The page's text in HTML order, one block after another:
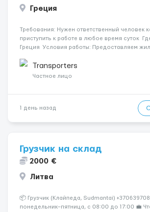
Греция
Требования: Нужен ответственный человек
приступить к работе в любое время суток
Греция Условия работы: Предоставляем
Transporters
Частное лицо
1 день назад
Грузчик на склад
2000 €
Литва
📦 Грузчик (Клайпеда, Sudmantai)
понедельник–пятница, с 08:00 до 17:00 💼